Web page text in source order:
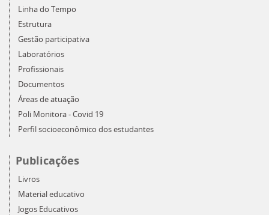
Linha do Tempo
Estrutura
Gestão participativa
Laboratórios
Profissionais
Documentos
Áreas de atuação
Poli Monitora - Covid 19
Perfil socioeconômico dos estudantes
Publicações
Livros
Material educativo
Jogos Educativos